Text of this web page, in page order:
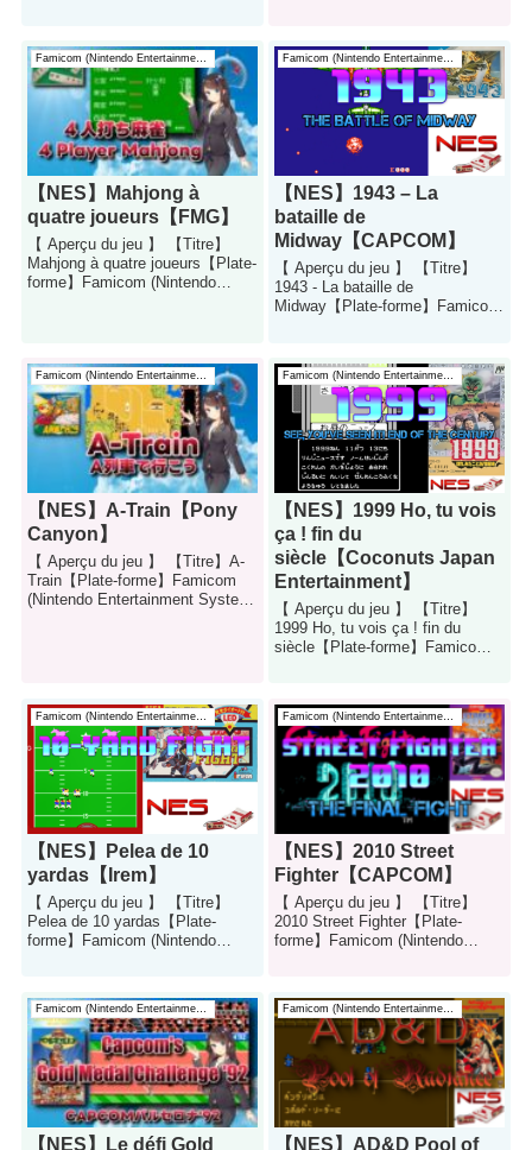
Famicom (Nintendo Entertainment System)
【NES】Mahjong à
quatre joueurs【FMG】
【 Aperçu du jeu 】 【Titre】
Mahjong à quatre joueurs【Plate-
forme】Famicom (Nintendo
Famicom (Nintendo Entertainment System)
【NES】1943 – La
bataille de
Midway【CAPCOM】
【 Aperçu du jeu 】 【Titre】
1943 - La bataille de
Midway【Plate-forme】Famicom
Famicom (Nintendo Entertainment System)
【NES】A-Train【Pony
Canyon】
【 Aperçu du jeu 】 【Titre】A-
Train【Plate-forme】Famicom
(Nintendo Entertainment System)
Famicom (Nintendo Entertainment System)
【NES】1999 Ho, tu vois
ça ! fin du
siècle【Coconuts Japan
Entertainment】
【 Aperçu du jeu 】 【Titre】
1999 Ho, tu vois ça ! fin du
siècle【Plate-forme】Famicom
Famicom (Nintendo Entertainment System)
【NES】Pelea de 10
yardas【Irem】
【 Aperçu du jeu 】 【Titre】
Pelea de 10 yardas【Plate-
forme】Famicom (Nintendo
Famicom (Nintendo Entertainment System)
【NES】2010 Street
Fighter【CAPCOM】
【 Aperçu du jeu 】 【Titre】
2010 Street Fighter【Plate-
forme】Famicom (Nintendo
Famicom (Nintendo Entertainment System)
【NES】Le défi Gold
Famicom (Nintendo Entertainment System)
【NES】AD&D Pool of